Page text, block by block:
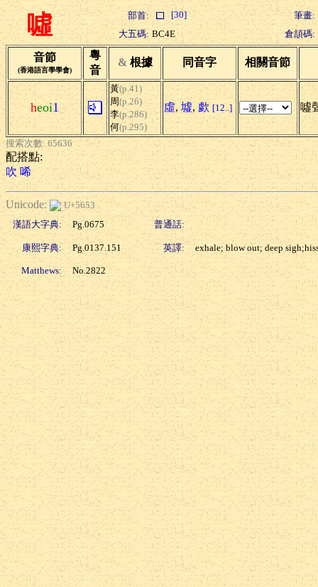
噓 部首: [30]
筆畫:
大五碼: BC4E 倉頡碼:
音節
(香港語言學學會)
粵
音
& 根據 同音字 相關音節
heoi1
黃(p.41)
周(p.26)
李(p.286)
何(p.295)
虛, 墟, 歔 [12..] 噓
搜索次數: 65636
配搭點:
吹 唏
Unicode:
U+5653
漢語大字典:
Pg.0675 普通話:
康熙字典: Pg.0137.151 英譯: exhale; blow out; deep
Matthews: No.2822